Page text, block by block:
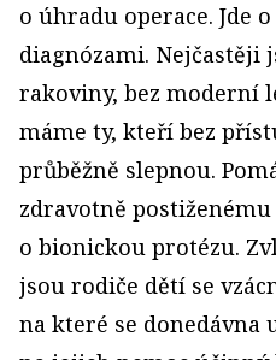
o úhradu operace. Jde
diagnózami. Nejčastěji
rakoviny, bez moderní
máme ty, kteří bez
průběžně slepnou.
zdravotně
o bionickou protézu.
jsou rodiče dětí se
na které se donedávna